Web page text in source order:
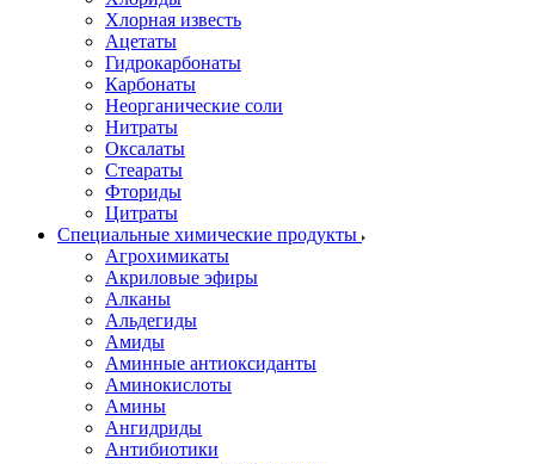
Хлорная известь
Ацетаты
Гидрокарбонаты
Карбонаты
Неорганические соли
Нитраты
Оксалаты
Стеараты
Фториды
Цитраты
Специальные химические продукты
Агрохимикаты
Акриловые эфиры
Алканы
Альдегиды
Амиды
Аминные антиоксиданты
Аминокислоты
Амины
Ангидриды
Антибиотики